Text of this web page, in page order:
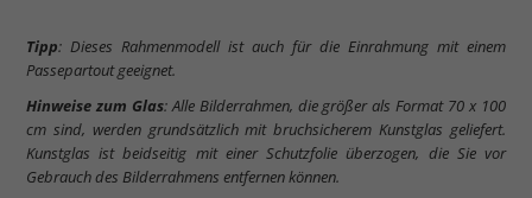
Tipp: Dieses Rahmenmodell ist auch für die Einrahmung mit einem
Passepartout geeignet.
Hinweise zum Glas: Alle Bilderrahmen, die größer als Format 70 x 100
cm sind, werden grundsätzlich mit bruchsicherem Kunstglas geliefert.
Kunstglas ist beidseitig mit einer Schutzfolie überzogen, die Sie vor
Gebrauch des Bilderrahmens entfernen können.